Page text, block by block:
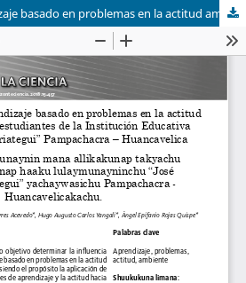
Influencia del aprendizaje basado en problemas en la actitud ambiental de los estudiantes de la institución educativa José Carlos Mariátegui, Pampachacra - Huancavelica